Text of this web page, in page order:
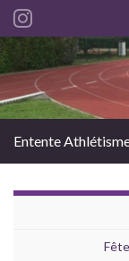
Entente